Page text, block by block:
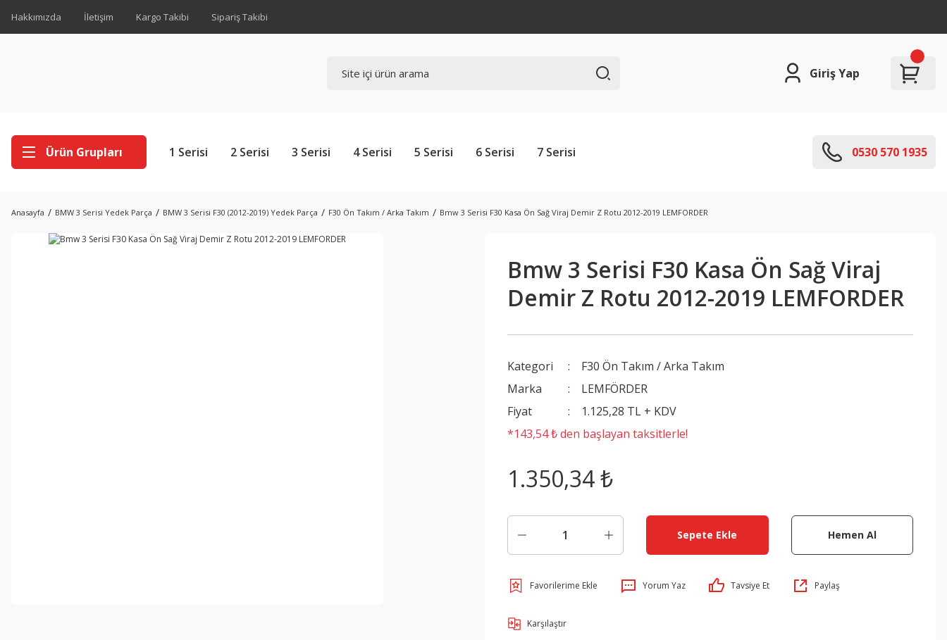
Hakkımızda İletişim Kargo Takibi Sipariş Takibi
Giriş Yap
Ürün Grupları 1 Serisi 2 Serisi 3 Serisi 4 Serisi 5 Serisi 6 Serisi 7 Serisi 0530 570 1935
Anasayfa BMW 3 Serisi Yedek Parça BMW 3 Serisi F30 (2012-2019) Yedek Parça F30 Ön Takım / Arka Takım Bmw 3 Serisi F30 Kasa Ön Sağ Viraj Demir Z Rotu 2012-2019 LEMFORDER
Bmw 3 Serisi F30 Kasa Ön Sağ Viraj
Demir Z Rotu 2012-2019 LEMFORDER
Kategori
F30 Ön Takım / Arka Takım
Marka
LEMFÖRDER
Fiyat
1.125,28 TL + KDV
*143,54 ₺ den başlayan taksitlerle!
1.350,34 ₺
Sepete Ekle Hemen Al
Yorum Yaz Tavsiye Et Paylaş
Karşılaştır